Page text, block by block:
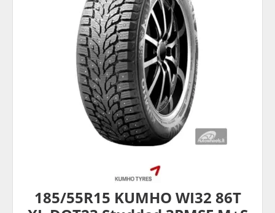
185/55R15 KUMHO WI32 86T